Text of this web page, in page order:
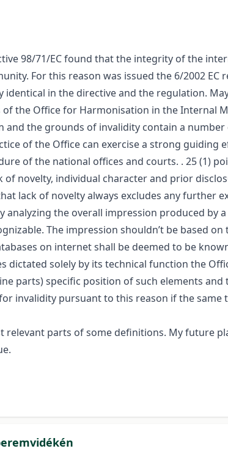
98/71/EC found that the integrity of the
For this reason was issued the 6/2002 EC
in the directive and the regulation.
the Office for Harmonisation in the Internal
the grounds of invalidity contain a
of the Office can exercise a strong guiding
of the national offices and courts. . 25 (1)
novelty, individual character and prior
lack of novelty always excludes any further
the overall impression produced by
The impression shouldn’t be based
on internet shall be deemed to be
solely by its technical function the
parts) specific position of such elements
invalidity pursuant to this reason if the same
parts of some definitions. My future